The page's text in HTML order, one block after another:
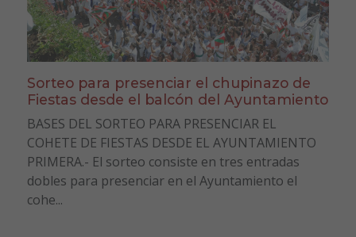
Sorteo para presenciar el chupinazo de
Fiestas desde el balcón del Ayuntamiento
BASES DEL SORTEO PARA PRESENCIAR EL
COHETE DE FIESTAS DESDE EL AYUNTAMIENTO
PRIMERA.- El sorteo consiste en tres entradas
dobles para presenciar en el Ayuntamiento el
cohe...